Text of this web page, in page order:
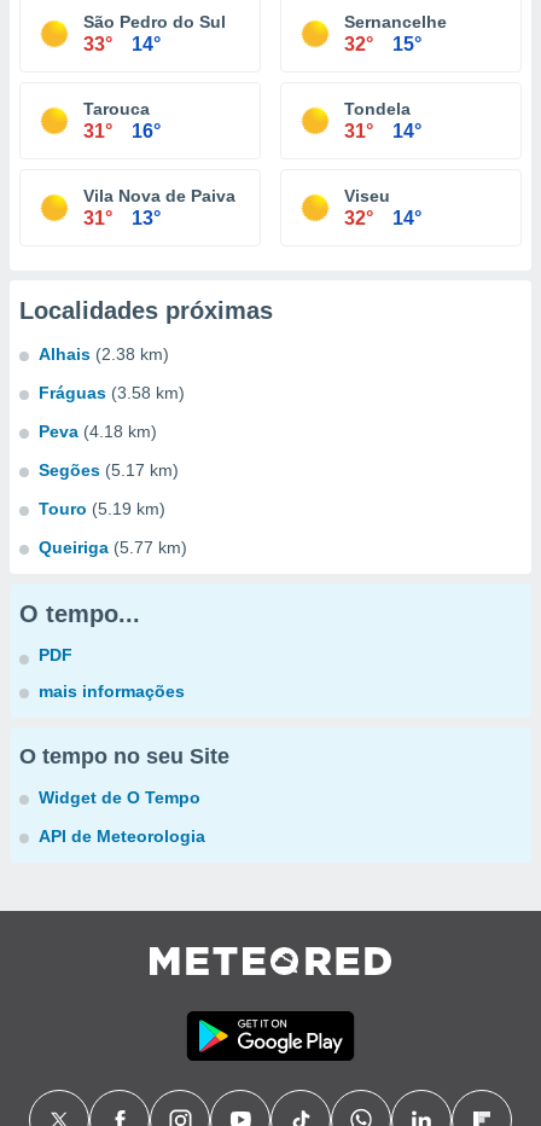
São Pedro do Sul
33° 14°
Sernancelhe
32° 15°
Tarouca
31° 16°
Tondela
31° 14°
Vila Nova de Paiva
31° 13°
Viseu
32° 14°
Localidades próximas
Alhais (2.38 km)
Fráguas (3.58 km)
Peva (4.18 km)
Segões (5.17 km)
Touro (5.19 km)
Queiriga (5.77 km)
O tempo...
PDF
mais informações
O tempo no seu Site
Widget de O Tempo
API de Meteorologia